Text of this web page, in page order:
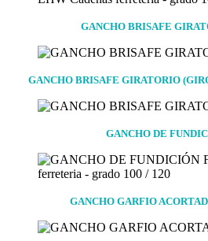
GANCHO BRISAFE
GANCHO BRISAFE GIRATORIO
GANCHO DE
GANCHO GARFIO